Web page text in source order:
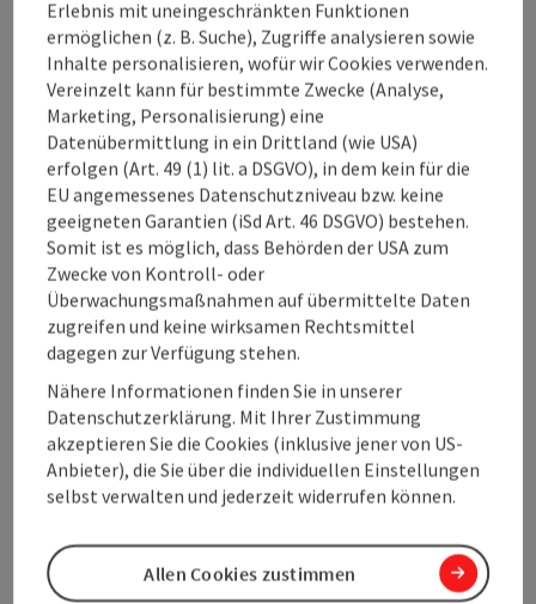
Kontakt
Öffnungszeiten
Anreise/Lage
Ausstattung
Preise
Eignung
Barrierefreiheit
Mehr Entdecken
Erlebnis mit uneingeschränkten Funktionen
ermöglichen (z. B. Suche), Zugriffe analysieren sowie
Inhalte personalisieren, wofür wir Cookies verwenden.
Vereinzelt kann für bestimmte Zwecke (Analyse,
Marketing, Personalisierung) eine
Datenübermittlung in ein Drittland (wie USA)
erfolgen (Art. 49 (1) lit. a DSGVO), in dem kein für die
EU angemessenes Datenschutzniveau bzw. keine
geeigneten Garantien (iSd Art. 46 DSGVO) bestehen.
Somit ist es möglich, dass Behörden der USA zum
Zwecke von Kontroll- oder
Überwachungsmaßnahmen auf übermittelte Daten
zugreifen und keine wirksamen Rechtsmittel
dagegen zur Verfügung stehen.
Nähere Informationen finden Sie in unserer
Datenschutzerklärung. Mit Ihrer Zustimmung
akzeptieren Sie die Cookies (inklusive jener von US-
Anbieter), die Sie über die individuellen Einstellungen
selbst verwalten und jederzeit widerrufen können.
Allen Cookies zustimmen